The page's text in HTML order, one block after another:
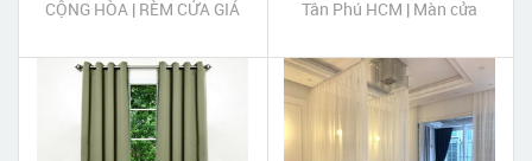
CỘNG HÒA | RÈM CỬA GIÁ
Tân Phú HCM | Màn cửa
HCM